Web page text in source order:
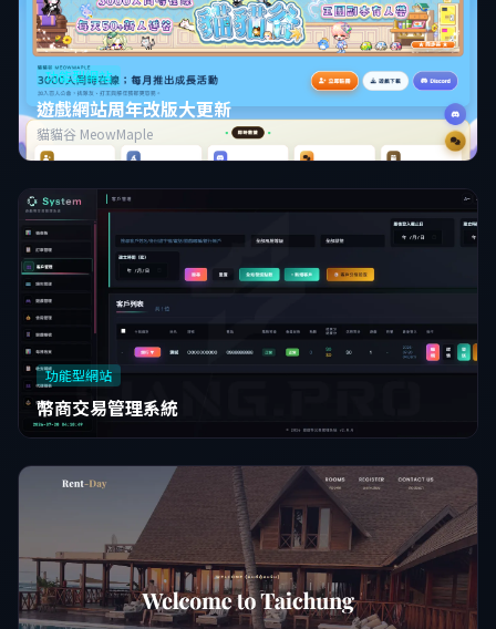
功能型網站
遊戲網站周年改版大更新
貓貓谷 MeowMaple
功能型網站
幣商交易管理系統